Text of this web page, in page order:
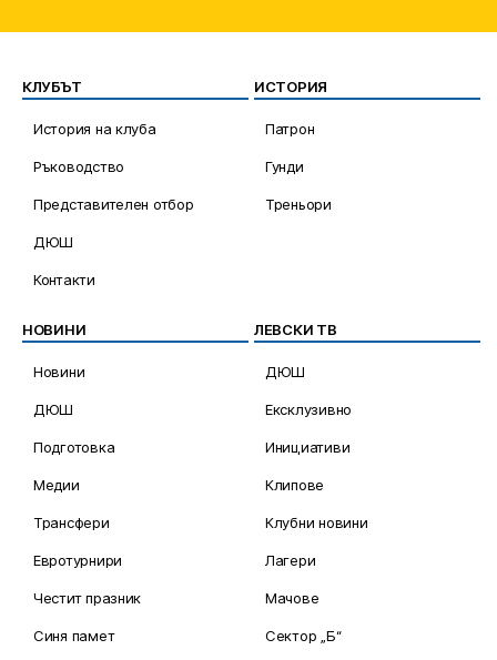
КЛУБЪТ
История на клуба
Ръководство
Представителен отбор
ДЮШ
Контакти
ИСТОРИЯ
Патрон
Гунди
Треньори
НОВИНИ
Новини
ДЮШ
Подготовка
Медии
Трансфери
Евротурнири
Честит празник
Синя памет
ЛЕВСКИ ТВ
ДЮШ
Ексклузивно
Инициативи
Клипове
Клубни новини
Лагери
Мачове
Сектор „Б“